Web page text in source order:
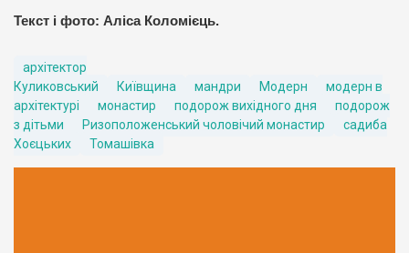
Текст і фото: Аліса Коломієць.
архітектор
Куликовський
Київщина мандри Модерн
модерн в
архітектурі
монастир подорож вихідного дня
подорож
з дітьми
Ризоположенський чоловічий монастир
садиба
Хоєцьких
Томашівка